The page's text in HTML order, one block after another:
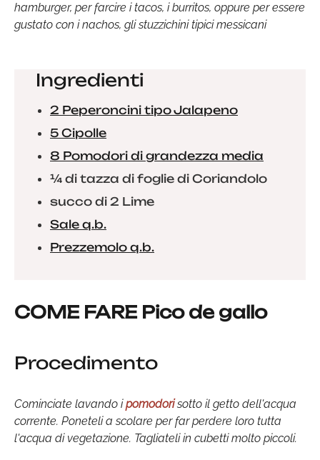
hamburger, per farcire i tacos, i burritos, oppure per essere
gustato con i nachos, gli stuzzichini tipici messicani
Ingredienti
2 Peperoncini tipo Jalapeno
5 Cipolle
8 Pomodori di grandezza media
¼ di tazza di foglie di Coriandolo
succo di 2 Lime
Sale q.b.
Prezzemolo q.b.
COME FARE Pico de gallo
Procedimento
Cominciate lavando ipomodorisotto il getto dell'acqua
corrente. Poneteli a scolare per far perdere loro tutta
l'acqua di vegetazione. Tagliateli in cubetti molto piccoli.